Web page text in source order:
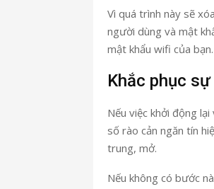
Vì quá trình này sẽ
người dùng và mật
mật khẩu wifi của bạn.
Khắc phục
Nếu việc khởi động
số rào cản ngăn tín
trung, mở.
Nếu không có bước